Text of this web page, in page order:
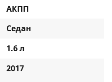
АКПП
Седан
1.6 л
2017